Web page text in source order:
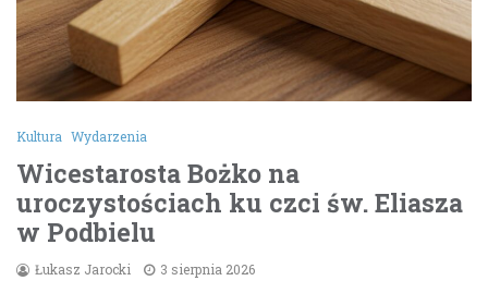
Kultura Wydarzenia
Wicestarosta Bożko na
uroczystościach ku czci św. Eliasza
w Podbielu
Łukasz Jarocki 3 sierpnia 2026